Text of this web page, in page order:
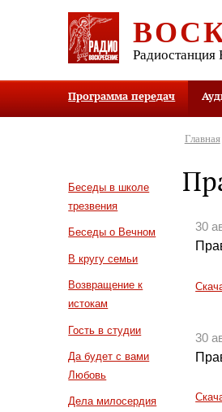
Радиостанция
Программа передач
Беседы в школе
трезвения
Беседы о Вечном
В кругу семьи
Возвращение к
истокам
Гость в студии
Да будет с вами
Любовь
Дела милосердия
Главная
30
30